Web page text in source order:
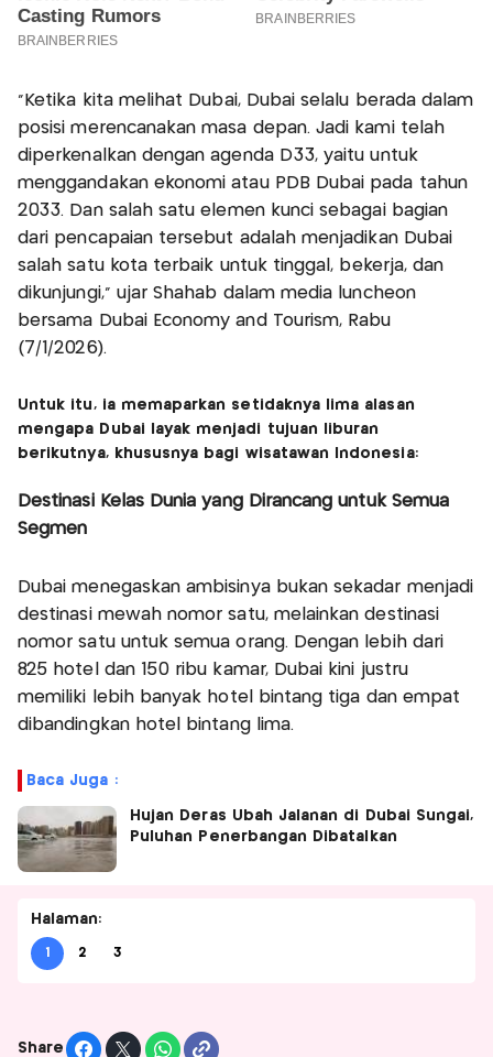
“Ketika kita melihat Dubai, Dubai selalu berada dalam
posisi merencanakan masa depan. Jadi kami telah
diperkenalkan dengan agenda D33, yaitu untuk
menggandakan ekonomi atau PDB Dubai pada tahun
2033. Dan salah satu elemen kunci sebagai bagian
dari pencapaian tersebut adalah menjadikan Dubai
salah satu kota terbaik untuk tinggal, bekerja, dan
dikunjungi,” ujar Shahab dalam media luncheon
bersama Dubai Economy and Tourism, Rabu
(7/1/2026).
Untuk itu, ia memaparkan setidaknya lima alasan
mengapa Dubai layak menjadi tujuan liburan
berikutnya, khususnya bagi wisatawan Indonesia:
Destinasi Kelas Dunia yang Dirancang untuk Semua
Segmen
Dubai menegaskan ambisinya bukan sekadar menjadi
destinasi mewah nomor satu, melainkan destinasi
nomor satu untuk semua orang. Dengan lebih dari
825 hotel dan 150 ribu kamar, Dubai kini justru
memiliki lebih banyak hotel bintang tiga dan empat
dibandingkan hotel bintang lima.
Baca Juga :
Hujan Deras Ubah Jalanan di Dubai Sungai,
Puluhan Penerbangan Dibatalkan
Halaman:
1 2 3
Share